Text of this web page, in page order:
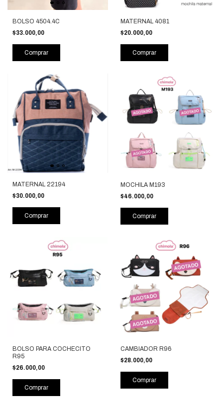
BOLSO 4504.4C
$33.000,00
Comprar
MATERNAL 4081
$20.000,00
Comprar
MATERNAL 22194
$30.000,00
Comprar
MOCHILA M193
$46.000,00
Comprar
BOLSO PARA COCHECITO
R95
$26.000,00
Comprar
CAMBIADOR R96
$28.000,00
Comprar